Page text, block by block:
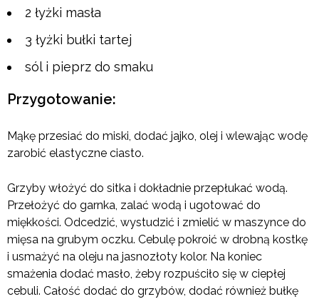
2 łyżki masła
3 łyżki bułki tartej
sól i pieprz do smaku
Przygotowanie:
Mąkę przesiać do miski, dodać jajko, olej i wlewając wodę
zarobić elastyczne ciasto.
Grzyby włożyć do sitka i dokładnie przepłukać wodą.
Przełożyć do garnka, zalać wodą i ugotować do
miękkości. Odcedzić, wystudzić i zmielić w maszynce do
mięsa na grubym oczku. Cebulę pokroić w drobną kostkę
i usmażyć na oleju na jasnozłoty kolor. Na koniec
smażenia dodać masło, żeby rozpuściło się w ciepłej
cebuli. Całość dodać do grzybów, dodać również bułkę